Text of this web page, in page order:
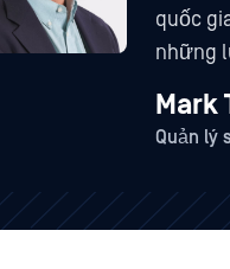
quốc
những
Mark
Quản lý